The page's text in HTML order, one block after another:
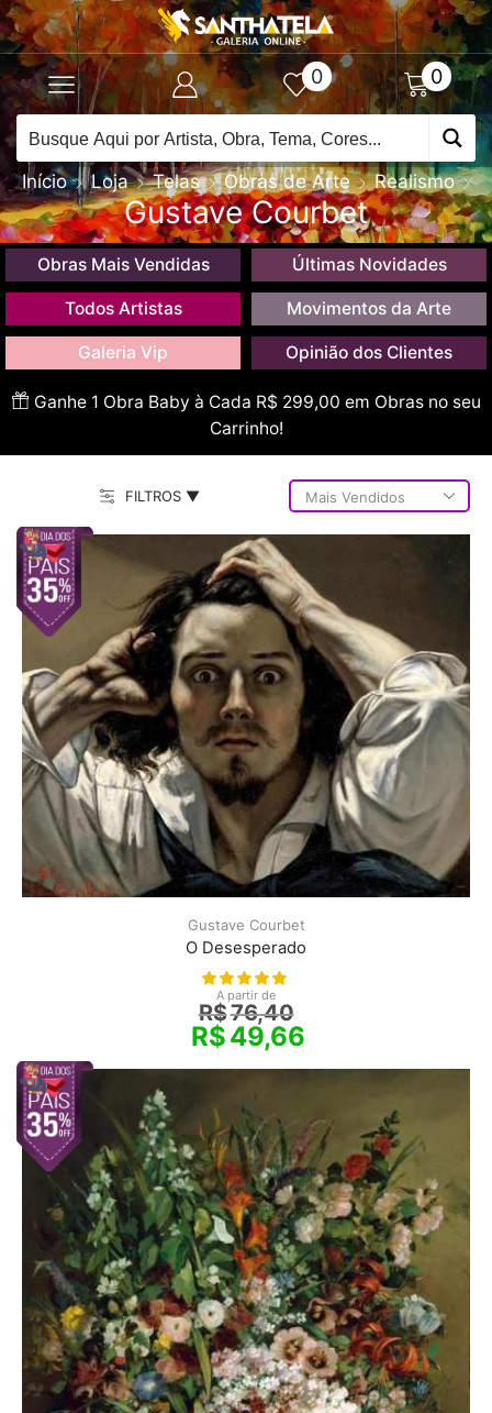
0 0
Início Loja Telas Obras de Arte Realismo
Gustave Courbet
Obras Mais Vendidas Últimas Novidades
Todos Artistas Movimentos da Arte
Galeria Vip Opinião dos Clientes
Ganhe 1 Obra Baby à Cada R$ 299,00 em Obras no seu
Carrinho!
FILTROS ▼
Gustave Courbet
O Desesperado
A partir de
R$76,40
R$49,66